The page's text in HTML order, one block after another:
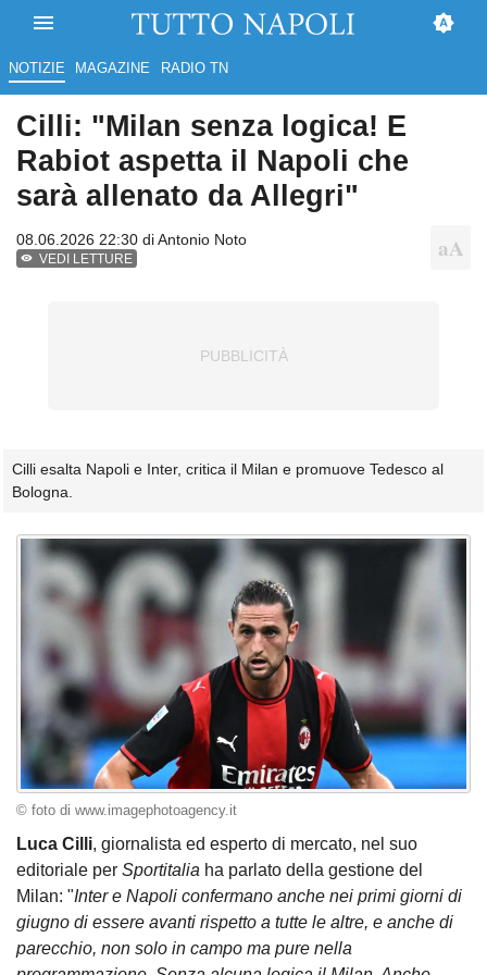
NOTIZIE MAGAZINE RADIO TN
Cilli: "Milan senza logica! E
Rabiot aspetta il Napoli che
sarà allenato da Allegri"
08.06.2026 22:30 diAntonio Noto
VEDI LETTURE
Cilli esalta Napoli e Inter, critica il Milan e promuove Tedesco al
Bologna.
© foto di www.imagephotoagency.it
Luca Cilli, giornalista ed esperto di mercato, nel suo
editoriale per Sportitalia ha parlato della gestione del
Milan: "Inter e Napoli confermano anche nei primi giorni di
giugno di essere avanti rispetto a tutte le altre, e anche di
parecchio, non solo in campo ma pure nella